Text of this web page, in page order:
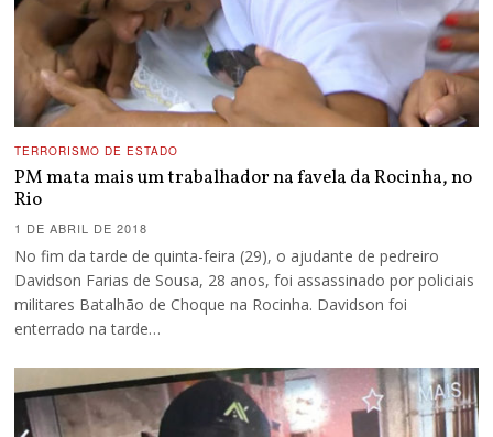
TERRORISMO DE ESTADO
PM mata mais um trabalhador na favela da Rocinha, no
Rio
1 DE ABRIL DE 2018
No fim da tarde de quinta-feira (29), o ajudante de pedreiro
Davidson Farias de Sousa, 28 anos, foi assassinado por policiais
militares Batalhão de Choque na Rocinha. Davidson foi
enterrado na tarde…